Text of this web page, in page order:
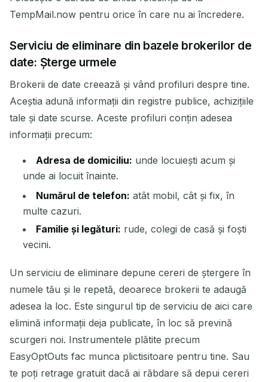
TempMail.now pentru orice în care nu ai încredere.
Serviciu de eliminare din bazele brokerilor de
date: Șterge urmele
Brokerii de date creează și vând profiluri despre tine.
Aceștia adună informații din registre publice, achizițiile
tale și date scurse. Aceste profiluri conțin adesea
informații precum:
Adresa de domiciliu: unde locuiești acum și
unde ai locuit înainte.
Numărul de telefon: atât mobil, cât și fix, în
multe cazuri.
Familie și legături: rude, colegi de casă și foști
vecini.
Un serviciu de eliminare depune cereri de ștergere în
numele tău și le repetă, deoarece brokerii te adaugă
adesea la loc. Este singurul tip de serviciu de aici care
elimină informații deja publicate, în loc să prevină
scurgeri noi. Instrumentele plătite precum
EasyOptOuts fac munca plictisitoare pentru tine. Sau
te poți retrage gratuit dacă ai răbdare să depui cereri